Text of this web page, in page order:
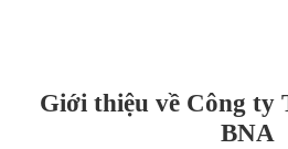
Giới thiệu về Công
BNA